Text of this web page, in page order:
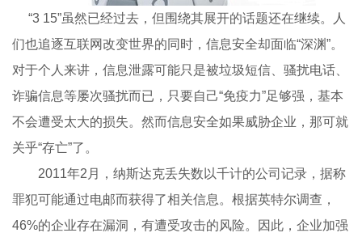
“3 15”虽然已经过去，但围绕其展开的话题还在继续。人
们也追逐互联网改变世界的同时，信息安全却面临“深渊”。
对于个人来讲，信息泄露可能只是被垃圾短信、骚扰电话、
诈骗信息等屡次骚扰而已，只要自己“免疫力”足够强，基本
不会遭受太大的损失。然而信息安全如果威胁企业，那可就
关乎“存亡”了。
2011年2月，纳斯达克丢失数以千计的公司记录，据称
罪犯可能通过电邮而获得了相关信息。根据英特尔调查，
46%的企业存在漏洞，有遭受攻击的风险。因此，企业加强